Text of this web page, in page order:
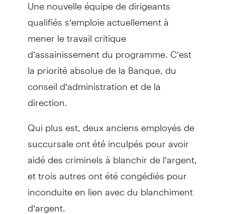
qualifiés s’emploie actuellement à
mener le travail critique
d’assainissement du programme. C’est
la priorité absolue de la Banque, du
conseil d’administration et de la
direction.
Qui plus est, deux anciens employés de
succursale ont été inculpés pour avoir
aidé des criminels à blanchir de l’argent,
et trois autres ont été congédiés pour
inconduite en lien avec du blanchiment
d’argent.